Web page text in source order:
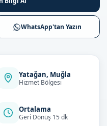
WhatsApp'tan Yazın
Yatağan, Muğla
Hizmet Bölgesi
Ortalama
Geri Dönüş 15 dk